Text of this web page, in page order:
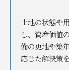
土地の状態や
し、資産価値
備の更地や築
応じた解決策